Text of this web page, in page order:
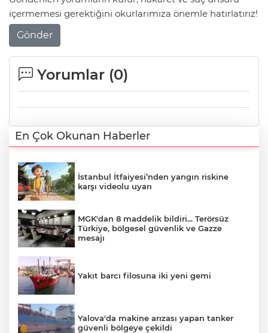
içermemesi gerektiğini okurlarımıza önemle hatırlatırız!
Gönder
Yorumlar (0)
En Çok Okunan Haberler
İstanbul İtfaiyesi’nden yangın riskine
karşı videolu uyarı
MGK'dan 8 maddelik bildiri... Terörsüz
Türkiye, bölgesel güvenlik ve Gazze
mesajı
Yakıt barcı filosuna iki yeni gemi
Yalova'da makine arızası yapan tanker
güvenli bölgeye çekildi